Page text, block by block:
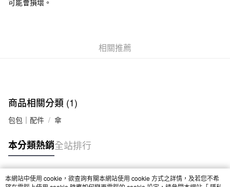
可能會損壞。
相關推薦
商品相關分類 (1)
包包｜配件 傘
本分類熱銷全站排行
本網站中使用 cookie，欲查詢有關本網站使用 cookie 方式之詳情，及若您不希